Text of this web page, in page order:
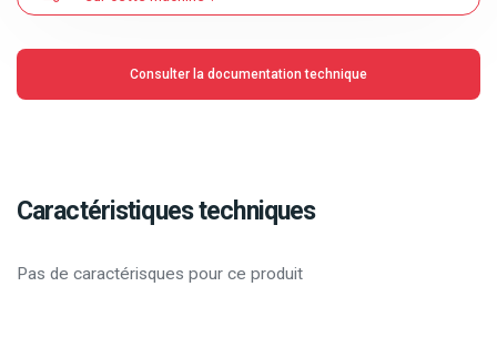
Consulter la documentation technique
Caractéristiques techniques
Pas de caractérisques pour ce produit